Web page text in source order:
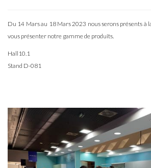
Du 14 Mars au 18 Mars 2023 nous serons présents à
vous présenter notre gamme de produits.
Hall10.1
Stand D-081